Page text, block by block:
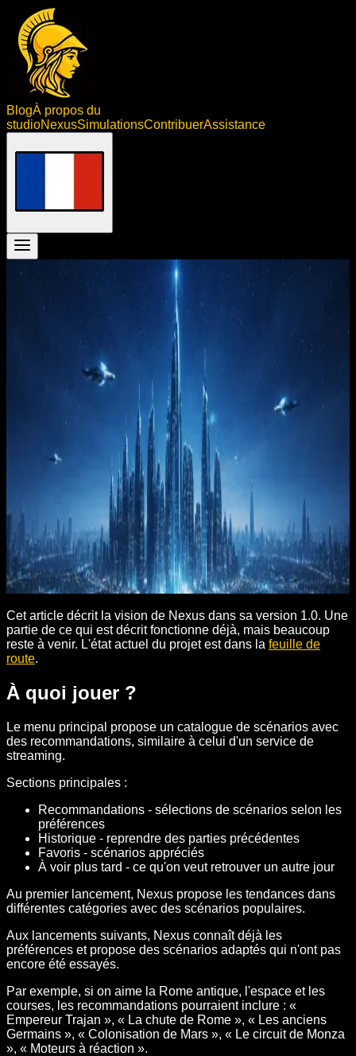
BlogÀ propos du
studioNexusSimulationsContribuerAssistance
L'expérience de jeu
Cet article décrit la vision de Nexus dans sa version 1.0. Une
partie de ce qui est décrit fonctionne déjà, mais beaucoup
reste à venir. L'état actuel du projet est dans la feuille de
route.
À quoi jouer ?
Le menu principal propose un catalogue de scénarios avec
des recommandations, similaire à celui d'un service de
streaming.
Sections principales :
Recommandations - sélections de scénarios selon les
préférences
Historique - reprendre des parties précédentes
Favoris - scénarios appréciés
À voir plus tard - ce qu'on veut retrouver un autre jour
Au premier lancement, Nexus propose les tendances dans
différentes catégories avec des scénarios populaires.
Aux lancements suivants, Nexus connaît déjà les
préférences et propose des scénarios adaptés qui n'ont pas
encore été essayés.
Par exemple, si on aime la Rome antique, l'espace et les
courses, les recommandations pourraient inclure : «
Empereur Trajan », « La chute de Rome », « Les anciens
Germains », « Colonisation de Mars », « Le circuit de Monza
», « Moteurs à réaction ».